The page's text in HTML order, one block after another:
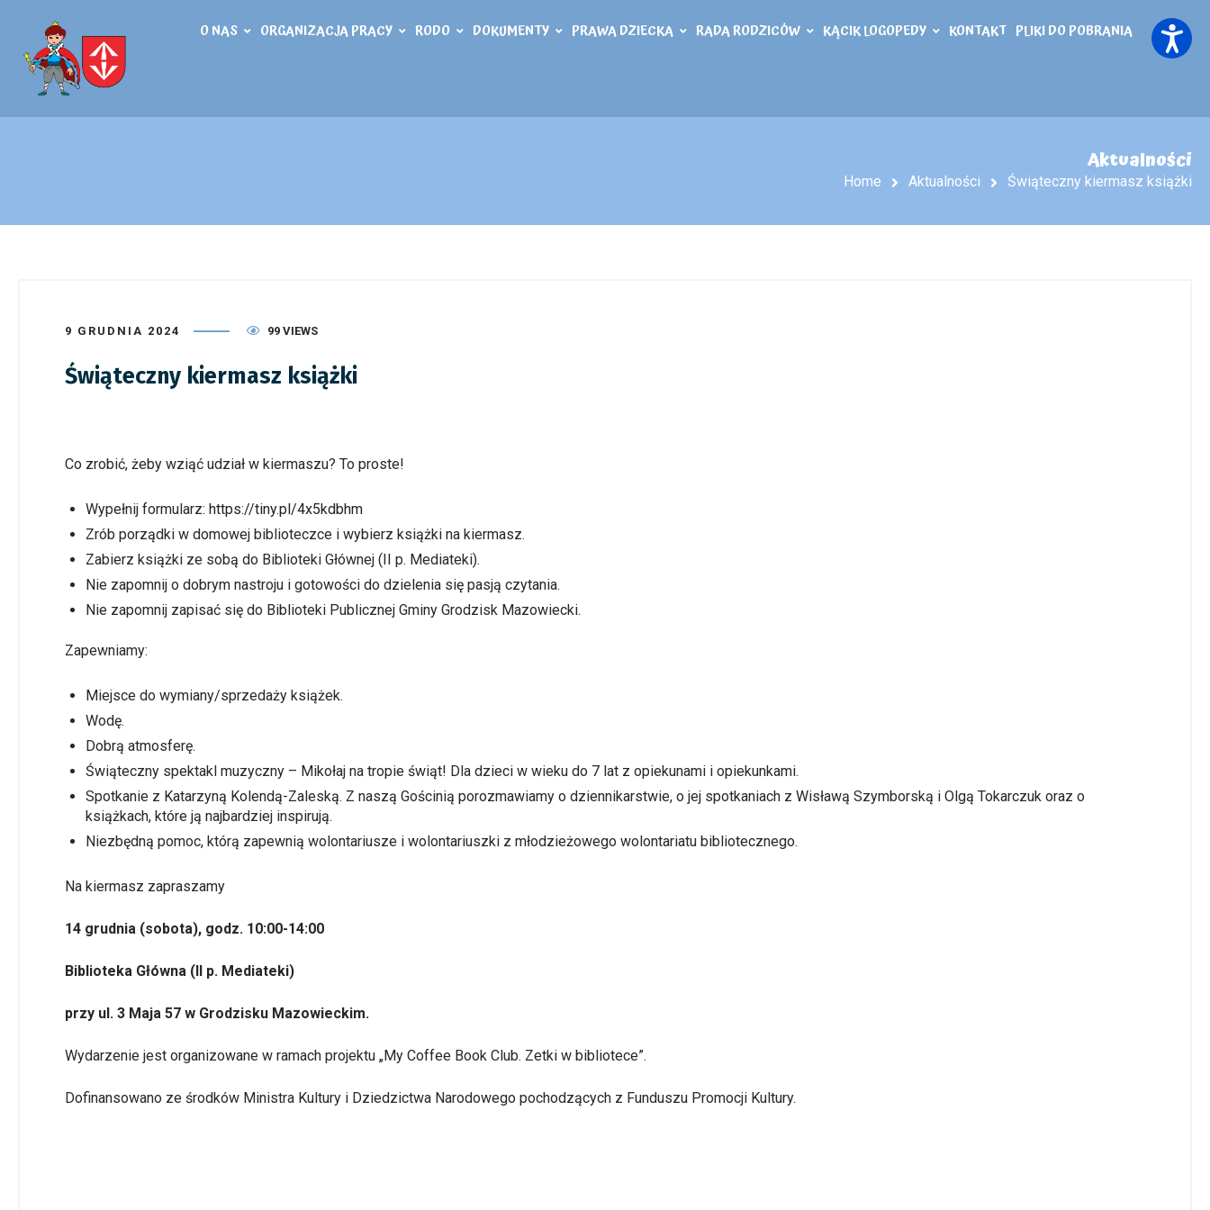
O NAS ORGANIZACJA PRACY RODO DOKUMENTY PRAWA DZIECKA RADA RODZICÓW KĄCIK LOGOPEDY KONTAKT PLIKI DO POBRANIA
Aktualności
Home Aktualności Świąteczny kiermasz książki
9 GRUDNIA 2024 99 VIEWS
Świąteczny kiermasz książki
Co zrobić, żeby wziąć udział w kiermaszu? To proste!
Wypełnij formularz: https://tiny.pl/4x5kdbhm
Zrób porządki w domowej biblioteczce i wybierz książki na kiermasz.
Zabierz książki ze sobą do Biblioteki Głównej (II p. Mediateki).
Nie zapomnij o dobrym nastroju i gotowości do dzielenia się pasją czytania.
Nie zapomnij zapisać się do Biblioteki Publicznej Gminy Grodzisk Mazowiecki.
Zapewniamy:
Miejsce do wymiany/sprzedaży książek.
Wodę.
Dobrą atmosferę.
Świąteczny spektakl muzyczny – Mikołaj na tropie świąt! Dla dzieci w wieku do 7 lat z opiekunami i opiekunkami.
Spotkanie z Katarzyną Kolendą-Zaleską. Z naszą Gościnią porozmawiamy o dziennikarstwie, o jej spotkaniach z Wisławą Szymborską i Olgą Tokarczuk oraz o
książkach, które ją najbardziej inspirują.
Niezbędną pomoc, którą zapewnią wolontariusze i wolontariuszki z młodzieżowego wolontariatu bibliotecznego.
Na kiermasz zapraszamy
14 grudnia (sobota), godz. 10:00-14:00
Biblioteka Główna (II p. Mediateki)
przy ul. 3 Maja 57 w Grodzisku Mazowieckim.
Wydarzenie jest organizowane w ramach projektu „My Coffee Book Club. Zetki w bibliotece”.
Dofinansowano ze środków Ministra Kultury i Dziedzictwa Narodowego pochodzących z Funduszu Promocji Kultury.